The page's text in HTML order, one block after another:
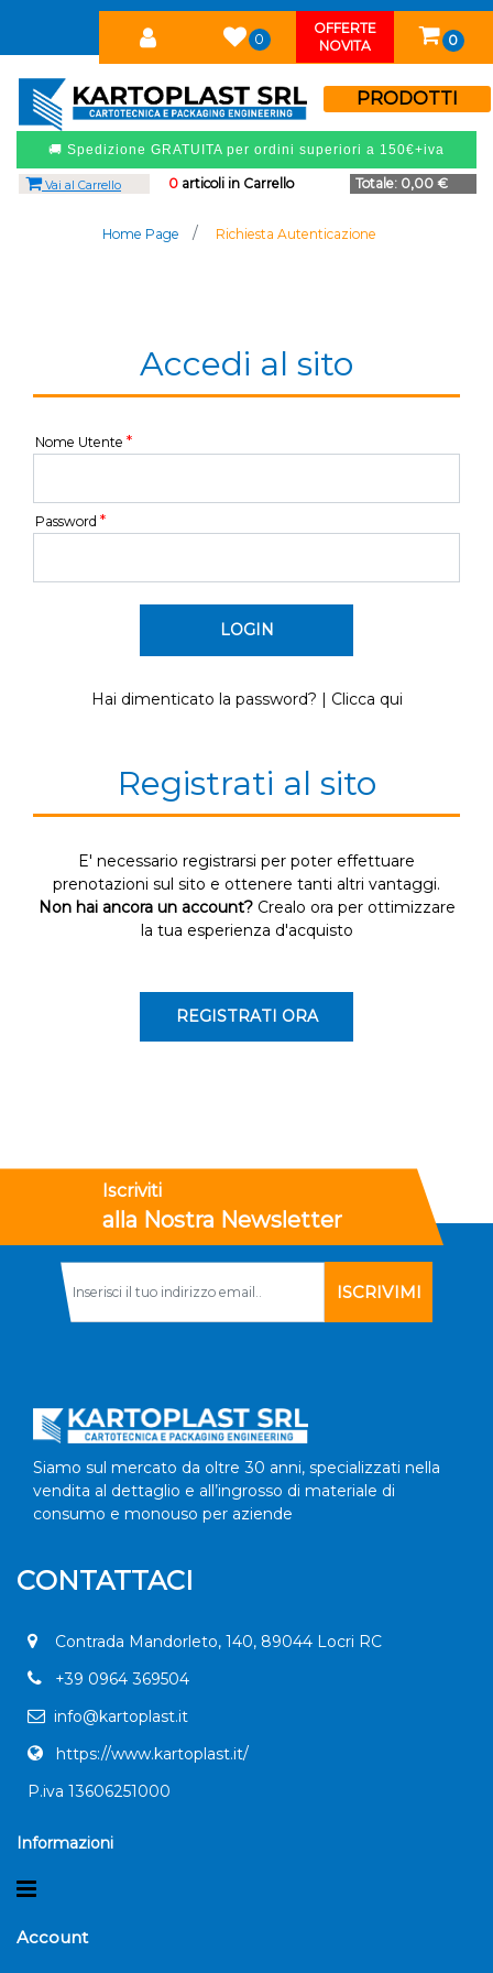
0
OFFERTE
NOVITA
0
PRODOTTI
🚚 Spedizione GRATUITA per ordini superiori a 150€+iva
0articoli in Carrello Totale: 0,00 €
Vai al Carrello
Home Page Richiesta Autenticazione
Accedi al sito
Nome Utente *
Password *
Hai dimenticato la password? | Clicca qui
Registrati al sito
E' necessario registrarsi per poter effettuare
prenotazioni sul sito e ottenere tanti altri vantaggi.
Non hai ancora un account?Crealo ora per ottimizzare
la tua esperienza d'acquisto
REGISTRATI ORA
Iscriviti
alla Nostra Newsletter
Siamo sul mercato da oltre 30 anni, specializzati nella
vendita al dettaglio e all’ingrosso di materiale di
consumo e monouso per aziende
CONTATTACI
Contrada Mandorleto, 140, 89044 Locri RC
+39 0964 369504
info@kartoplast.it
https://www.kartoplast.it/
P.iva 13606251000
Informazioni
Open menu
Account